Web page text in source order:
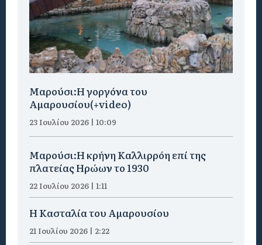
Μαρούσι:H γοργόνα του
Αμαρουσίου(+video)
23 Ιουλίου 2026 | 10:09
Μαρούσι:Η κρήνη Καλλιρρόη επί της
πλατείας Ηρώων το 1930
22 Ιουλίου 2026 | 1:11
Η Κασταλία του Αμαρουσίου
21 Ιουλίου 2026 | 2:22